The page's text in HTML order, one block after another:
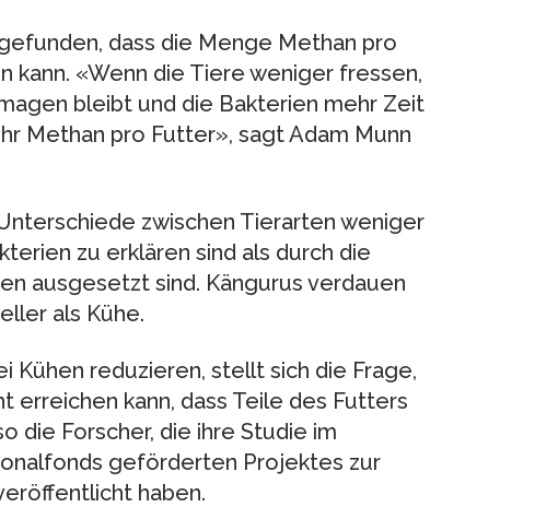
dass die Menge Methan pro
kann. «Wenn die Tiere weniger fressen,
bleibt und die Bakterien mehr Zeit
Methan pro Futter», sagt Adam Munn
zwischen Tierarten weniger
zu erklären sind als durch die
ausgesetzt sind. Kängurus verdauen
als Kühe.
Kühen reduzieren, stellt sich die Frage,
erreichen kann, dass Teile des Futters
die Forscher, die ihre Studie im
geförderten Projektes zur
haben.